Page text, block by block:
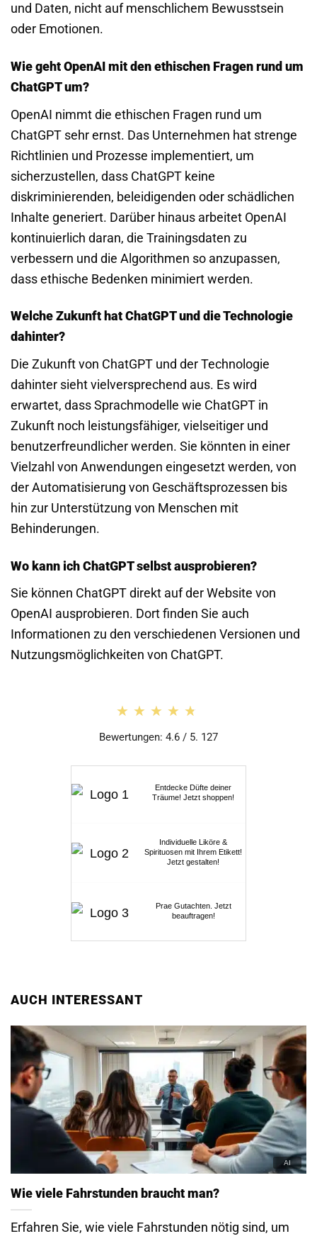
und Daten, nicht auf menschlichem Bewusstsein
oder Emotionen.
Wie geht OpenAI mit den ethischen Fragen rund um
ChatGPT um?
OpenAI nimmt die ethischen Fragen rund um
ChatGPT sehr ernst. Das Unternehmen hat strenge
Richtlinien und Prozesse implementiert, um
sicherzustellen, dass ChatGPT keine
diskriminierenden, beleidigenden oder schädlichen
Inhalte generiert. Darüber hinaus arbeitet OpenAI
kontinuierlich daran, die Trainingsdaten zu
verbessern und die Algorithmen so anzupassen,
dass ethische Bedenken minimiert werden.
Welche Zukunft hat ChatGPT und die Technologie
dahinter?
Die Zukunft von ChatGPT und der Technologie
dahinter sieht vielversprechend aus. Es wird
erwartet, dass Sprachmodelle wie ChatGPT in
Zukunft noch leistungsfähiger, vielseitiger und
benutzerfreundlicher werden. Sie könnten in einer
Vielzahl von Anwendungen eingesetzt werden, von
der Automatisierung von Geschäftsprozessen bis
hin zur Unterstützung von Menschen mit
Behinderungen.
Wo kann ich ChatGPT selbst ausprobieren?
Sie können ChatGPT direkt auf der Website von
OpenAI ausprobieren. Dort finden Sie auch
Informationen zu den verschiedenen Versionen und
Nutzungsmöglichkeiten von ChatGPT.
★★★★★
★★★★★
Bewertungen: 4.6 / 5. 127
Entdecke Düfte deiner
Träume! Jetzt shoppen!
Individuelle Liköre &
Spirituosen mit Ihrem Etikett!
Jetzt gestalten!
Prae Gutachten. Jetzt
beauftragen!
AUCH INTERESSANT
Wie viele Fahrstunden braucht man?
Erfahren Sie, wie viele Fahrstunden nötig sind, um